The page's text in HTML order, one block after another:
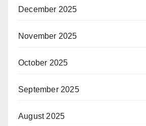
December 2025
November 2025
October 2025
September 2025
August 2025